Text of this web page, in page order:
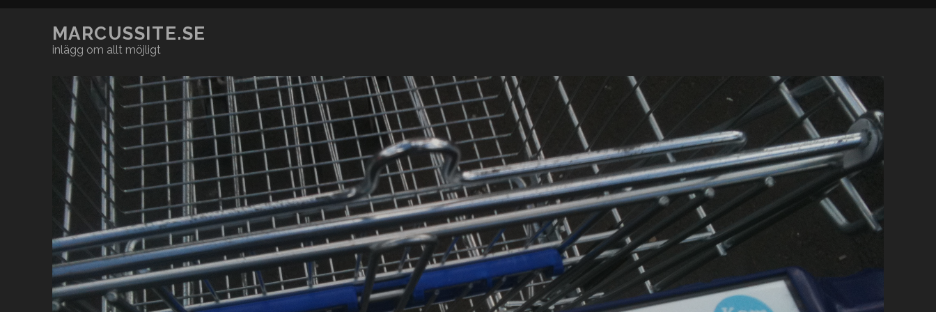
MARCUSSITE.SE
inlägg om allt möjligt